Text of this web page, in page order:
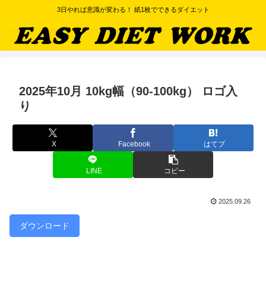
3日やれば意識が変わる！ 紙1枚でできるダイエット
2025年10月 10kg幅（90-100kg） ロゴ入
り
X Facebook はてブ
LINE コピー
2025.09.26
ダウンロード